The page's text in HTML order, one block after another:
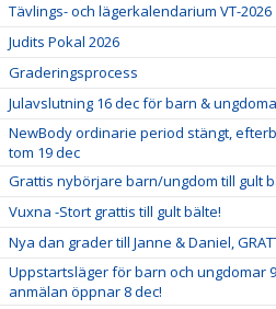
Tävlings- och lägerkalendarium VT-2026
Judits Pokal 2026
Graderingsprocess
Julavslutning 16 dec för barn &
NewBody ordinarie period stängt,
tom 19 dec
Grattis nybörjare barn/ungdom till gult
Vuxna -Stort grattis till gult bälte!
Nya dan grader till Janne & Daniel,
Uppstartsläger för barn och ungdomar
anmälan öppnar 8 dec!